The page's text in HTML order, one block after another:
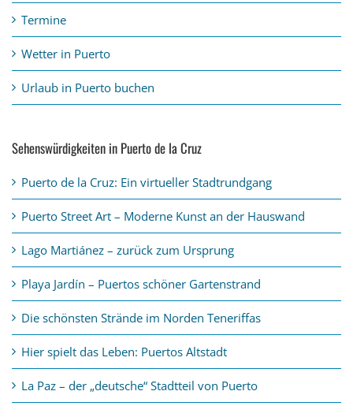
Termine
Wetter in Puerto
Urlaub in Puerto buchen
Sehenswürdigkeiten in Puerto de la Cruz
Puerto de la Cruz: Ein virtueller Stadtrundgang
Puerto Street Art – Moderne Kunst an der Hauswand
Lago Martiánez – zurück zum Ursprung
Playa Jardín – Puertos schöner Gartenstrand
Die schönsten Strände im Norden Teneriffas
Hier spielt das Leben: Puertos Altstadt
La Paz – der „deutsche“ Stadtteil von Puerto